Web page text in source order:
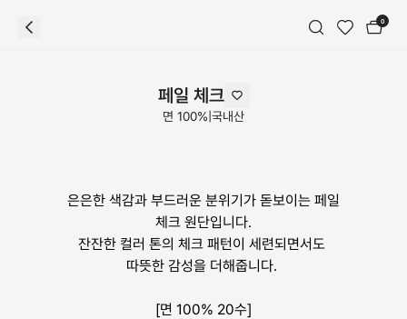
0
페일 체크
면 100% 국내산
은은한 색감과 부드러운 분위기가 돋보이는 페일
체크 원단입니다.
잔잔한 컬러 톤의 체크 패턴이 세련되면서도
따뜻한 감성을 더해줍니다.
[면 100% 20수]